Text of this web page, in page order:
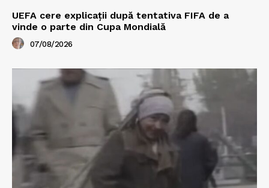
UEFA cere explicații după tentativa FIFA de a
vinde o parte din Cupa Mondială
07/08/2026